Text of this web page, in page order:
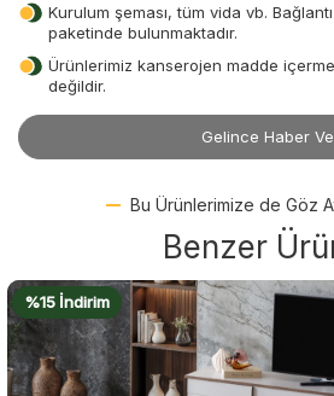
Kurulum şeması, tüm vida vb.
paketinde bulunmaktadır.
Ürünlerimiz kanserojen madde
değildir.
Gelince Haber
Bu Ürünlerimize de Göz
Benzer
%15 İndirim